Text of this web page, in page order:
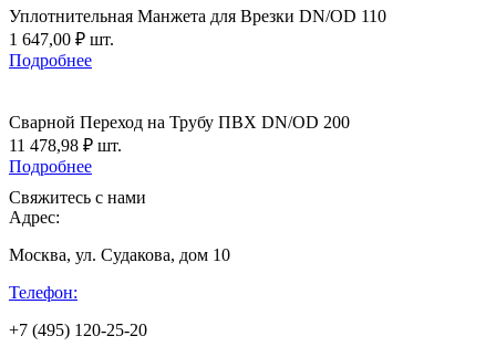
Уплотнительная Манжета для Врезки DN/OD 110
1 647,00 ₽ шт.
Подробнее
Сварной Переход на Трубу ПВХ DN/OD 200
11 478,98 ₽ шт.
Подробнее
Свяжитесь с нами
Адрес:
Москва, ул. Судакова, дом 10
Телефон:
+7 (495) 120-25-20